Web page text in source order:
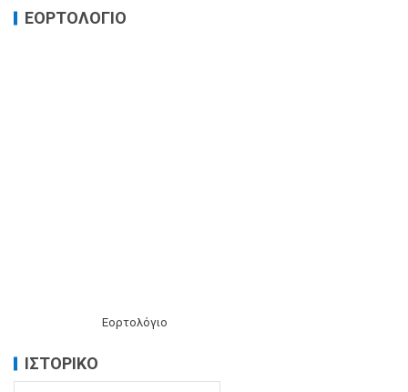
ΕΟΡΤΟΛΟΓΙΟ
Εορτολόγιο
ΙΣΤΟΡΙΚΌ